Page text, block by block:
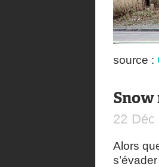
source :
22 Déc
Alors